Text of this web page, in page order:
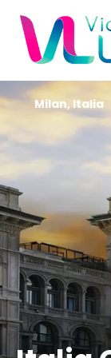
Milan, Italia